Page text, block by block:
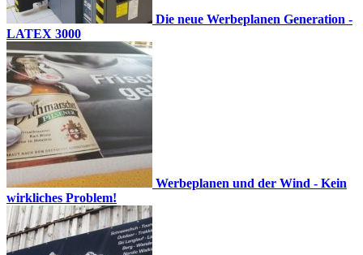
Die neue Werbeplanen Generation -
LATEX 3000
Werbeplanen und der Wind - Kein
wirkliches Problem!